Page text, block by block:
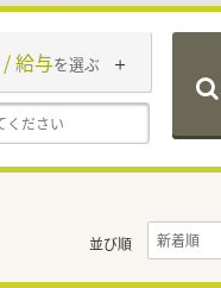
給与を選ぶ
並び順